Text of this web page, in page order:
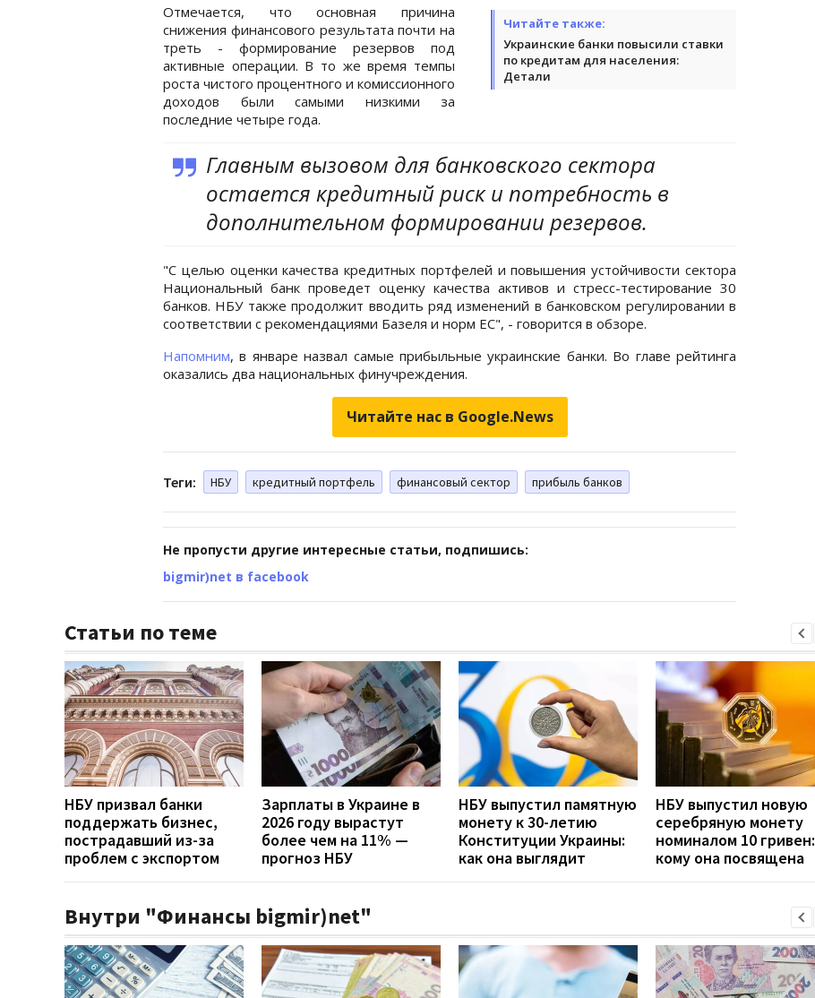
Читайте также:
Украинские банки повысили ставки
по кредитам для населения:
Детали
Отмечается, что основная причина
снижения финансового результата почти на
треть - формирование резервов под
активные операции. В то же время темпы
роста чистого процентного и комиссионного
доходов были самыми низкими за
последние четыре года.
Главным вызовом для банковского сектора
остается кредитный риск и потребность в
дополнительном формировании резервов.
"С целью оценки качества кредитных портфелей и повышения устойчивости сектора
Национальный банк проведет оценку качества активов и стресс-тестирование 30
банков. НБУ также продолжит вводить ряд изменений в банковском регулировании в
соответствии с рекомендациями Базеля и норм ЕС", - говорится в обзоре.
Напомним, в январе назвал самые прибыльные украинские банки. Во главе рейтинга
оказались два национальных финучреждения.
Читайте нас в Google.News
Теги: НБУ кредитный портфель финансовый сектор прибыль банков
Не пропусти другие интересные статьи, подпишись:
bigmir)net в facebook
Статьи по теме
НБУ призвал банки
поддержать бизнес,
пострадавший из-за
проблем с экспортом
Зарплаты в Украине в
2026 году вырастут
более чем на 11% —
прогноз НБУ
НБУ выпустил памятную
монету к 30-летию
Конституции Украины:
как она выглядит
НБУ выпустил новую
серебряную монету
номиналом 10 гривен:
кому она посвящена
Внутри "Финансы bigmir)net"